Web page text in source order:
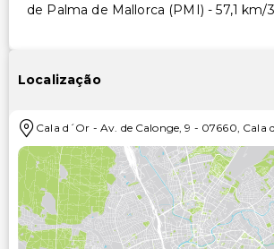
de Palma de Mallorca (PMI) - 57,1 km/
Localização
Cala d´Or - Av. de Calonge, 9 - 07660 Cala